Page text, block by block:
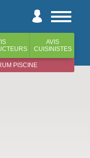
AVIS
CUISINISTES
PISCINE